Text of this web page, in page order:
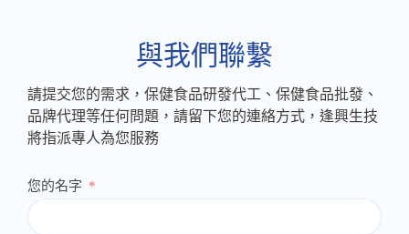
與我們聯繫
請提交您的需求，保健食品研發代工、保健食品批發、
品牌代理等任何問題，請留下您的連絡方式，逢興生技
將指派專人為您服務
您的名字